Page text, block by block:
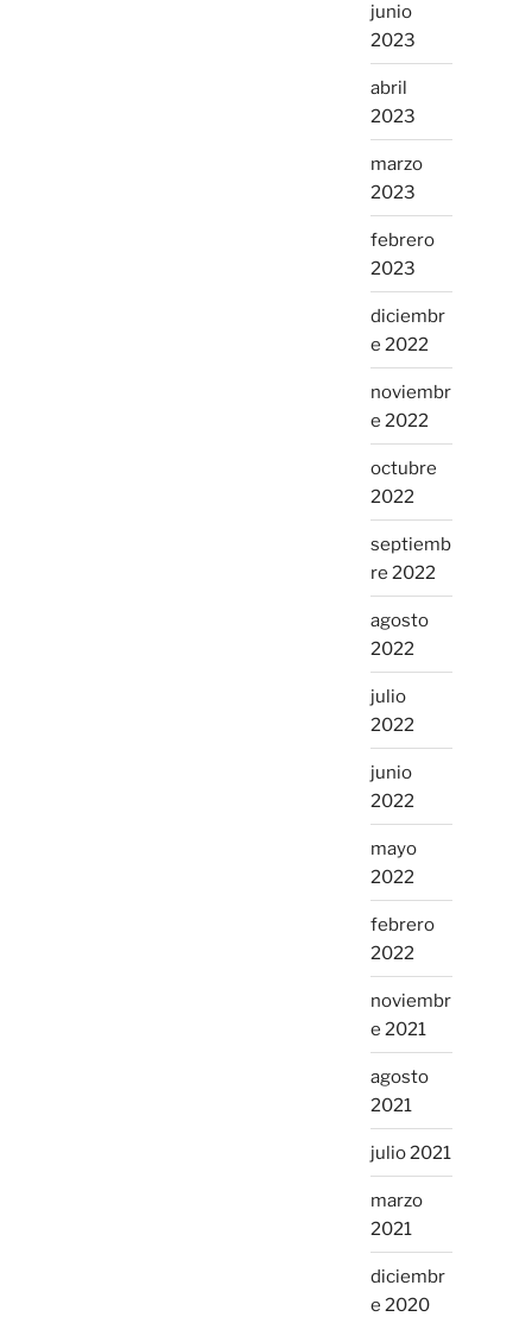
junio
2023
abril
2023
marzo
2023
febrero
2023
diciembr
e 2022
noviembr
e 2022
octubre
2022
septiemb
re 2022
agosto
2022
julio
2022
junio
2022
mayo
2022
febrero
2022
noviembr
e 2021
agosto
2021
julio 2021
marzo
2021
diciembr
e 2020